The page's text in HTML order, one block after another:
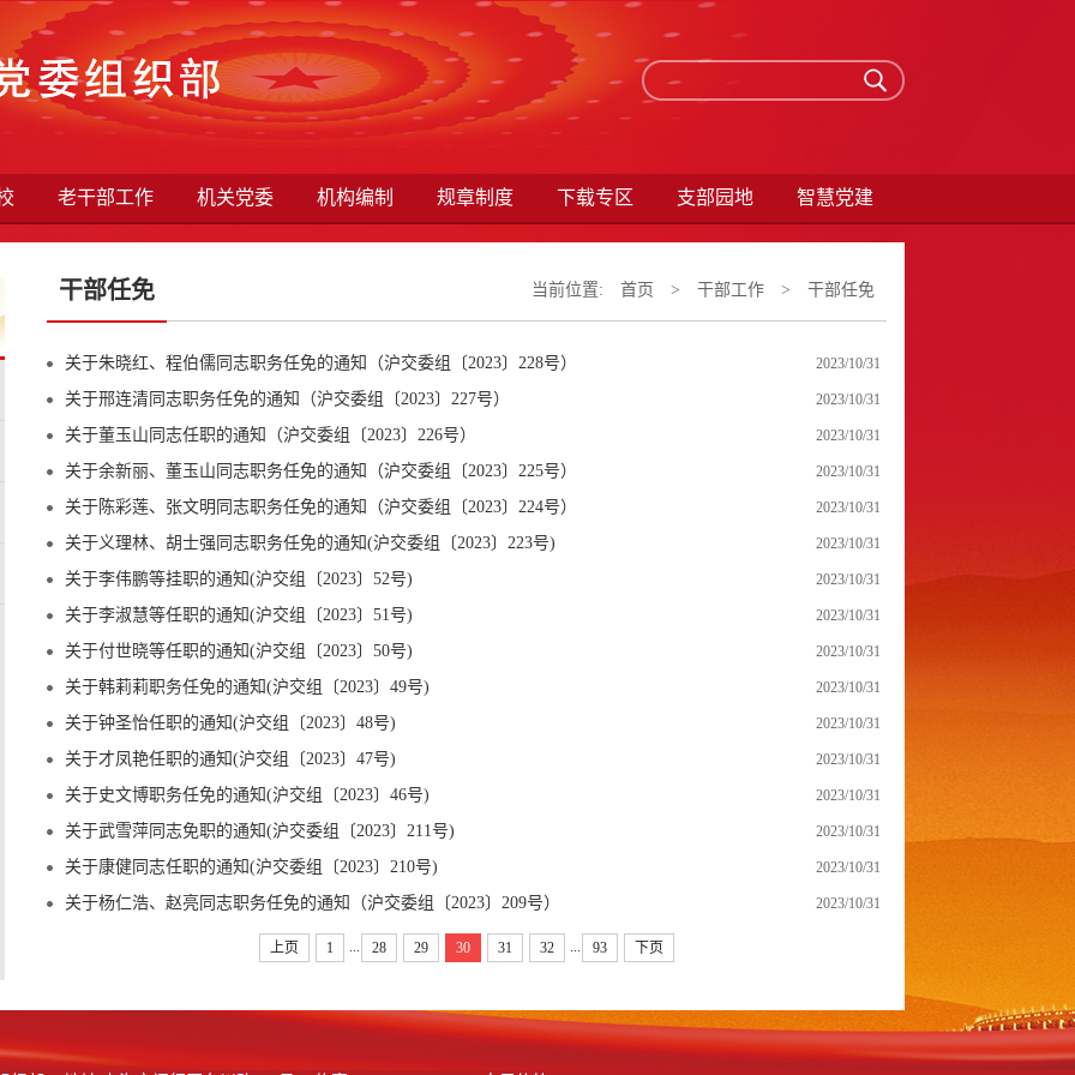
老干部工作 机关党委 机构编制 规章制度 下载专区 支部园地 智慧党建
干部任免 当前位置: 首页 > 干部工作 > 干部任免
关于朱晓红、程伯儒同志职务任免的通知（沪交委组〔2023〕228号） 2023/10/31
关于邢连清同志职务任免的通知（沪交委组〔2023〕227号） 2023/10/31
关于董玉山同志任职的通知（沪交委组〔2023〕226号） 2023/10/31
关于余新丽、董玉山同志职务任免的通知（沪交委组〔2023〕225号） 2023/10/31
关于陈彩莲、张文明同志职务任免的通知（沪交委组〔2023〕224号） 2023/10/31
关于义理林、胡士强同志职务任免的通知(沪交委组〔2023〕223号) 2023/10/31
关于李伟鹏等挂职的通知(沪交组〔2023〕52号) 2023/10/31
关于李淑慧等任职的通知(沪交组〔2023〕51号) 2023/10/31
关于付世晓等任职的通知(沪交组〔2023〕50号) 2023/10/31
关于韩莉莉职务任免的通知(沪交组〔2023〕49号) 2023/10/31
关于钟圣怡任职的通知(沪交组〔2023〕48号) 2023/10/31
关于才凤艳任职的通知(沪交组〔2023〕47号) 2023/10/31
关于史文博职务任免的通知(沪交组〔2023〕46号) 2023/10/31
关于武雪萍同志免职的通知(沪交委组〔2023〕211号) 2023/10/31
关于康健同志任职的通知(沪交委组〔2023〕210号) 2023/10/31
关于杨仁浩、赵亮同志职务任免的通知（沪交委组〔2023〕209号） 2023/10/31
上页 1 28 29 30 31 32 93 下页